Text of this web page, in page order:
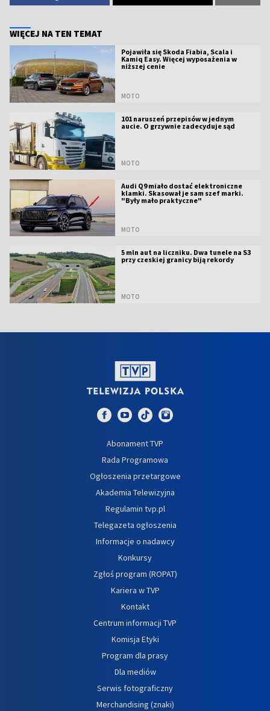
WIĘCEJ NA TEN TEMAT
Pojawiła się Skoda Fiabia, Scala i
Kamiq Easy. Więcej wyposażenia w
niższej cenie
MOTO
101 naruszeń przepisów w jednym
aucie. O grzywnie zadecyduje sąd
MOTO
Audi Q9 miało dostać elektroniczne
klamki. Skasował je sam szef marki.
"Były mało praktyczne"
MOTO
5 mln aut na liczniku. Dwa tunele na S3
przy czeskiej granicy biją rekordy
MOTO
Abonament TVP
Rada Programowa
Ogłoszenia przetargowe
Akademia Telewizyjna
Regulamin tvp.pl
Telegazeta ogłoszenia
Informacje o nadawcy
Konkursy
Zgłoś program (ROPAT)
Kariera w TVP
Kontakt
Centrum informacji TVP
Komisja Etyki
Program dla prasy
Dla mediów
Serwis fotograficzny
Merchandising (znaki)